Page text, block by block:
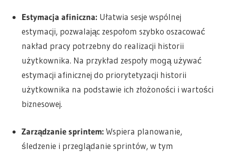
Estymacja afiniczna: Ułatwia sesje wspólnej
estymacji, pozwalając zespołom szybko oszacować
nakład pracy potrzebny do realizacji historii
użytkownika. Na przykład zespoły mogą używać
estymacji afinicznej do priorytetyzacji historii
użytkownika na podstawie ich złożoności i wartości
biznesowej.
Zarządzanie sprintem: Wspiera planowanie,
śledzenie i przeglądanie sprintów, w tym